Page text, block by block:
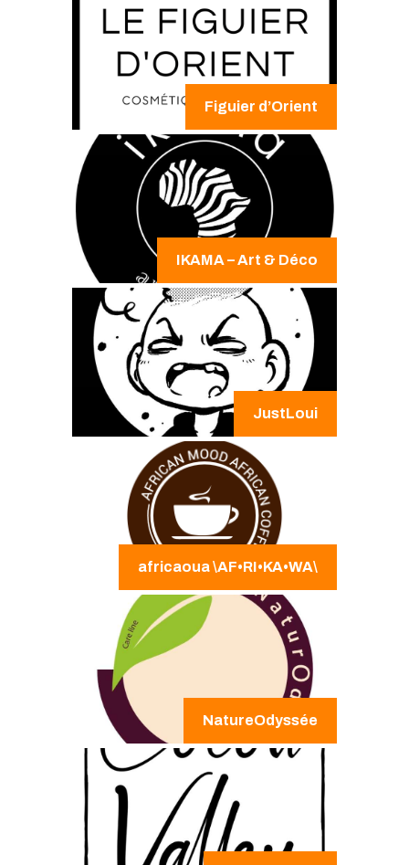
Figuier d’Orient
IKAMA – Art & Déco
JustLoui
africaoua \AF•RI•KA•WA\
NatureOdyssée